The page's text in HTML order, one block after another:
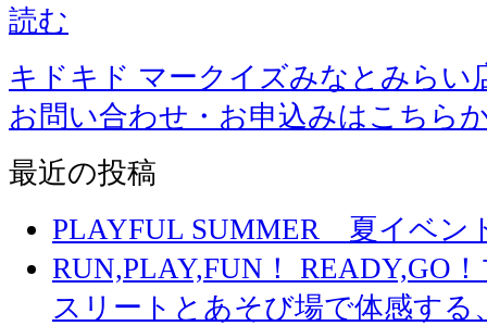
読む
キドキド マークイズみなとみらい
お問い合わせ・お申込みはこちら
最近の投稿
PLAYFUL SUMMER 夏イベ
RUN,PLAY,FUN！ READY,GO
スリートとあそび場で体感する